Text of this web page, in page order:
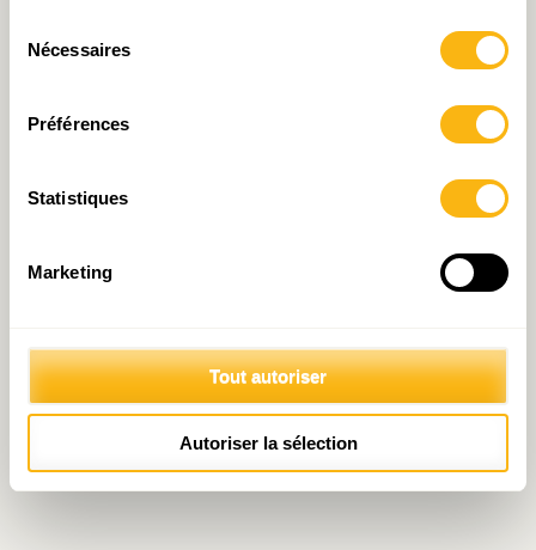
Nécessaires
Préférences
Statistiques
Marketing
Tout autoriser
Autoriser la sélection